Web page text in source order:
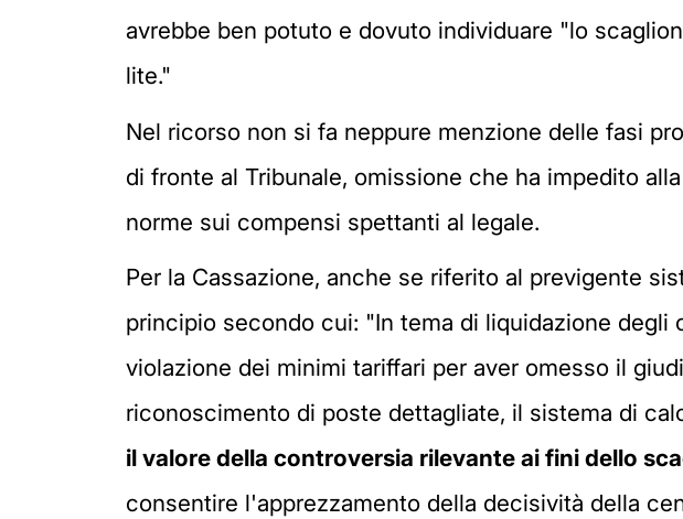
avrebbe ben potuto e dovuto individuare "lo
lite."
Nel ricorso non si fa neppure menzione delle fasi
di fronte al Tribunale, omissione che ha impedito
norme sui compensi spettanti al legale.
Per la Cassazione, anche se riferito al previgente
principio secondo cui: "In tema di liquidazione
violazione dei minimi tariffari per aver omesso il
riconoscimento di poste dettagliate, il sistema di
il valore della controversia rilevante ai fini dello
consentire l'apprezzamento della decisività della